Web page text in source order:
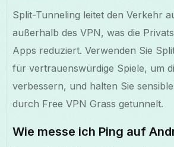
Split-Tunneling leitet den Verkehr
außerhalb des VPN, was die
Apps reduziert. Verwenden Sie
für vertrauenswürdige Spiele, um
verbessern, und halten Sie
durch Free VPN Grass getunnelt.
Wie messe ich Ping auf